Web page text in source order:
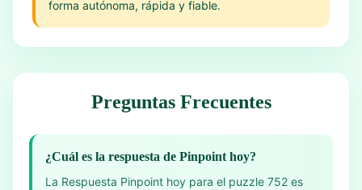
forma autónoma, rápida y fiable.
Preguntas Frecuentes
¿Cuál es la respuesta de Pinpoint hoy?
La Respuesta Pinpoint hoy para el puzzle 752 es